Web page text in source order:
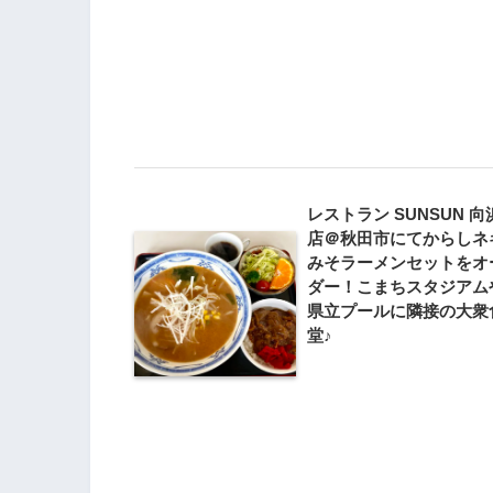
レストラン SUNSUN 向
店＠秋田市にてからしネ
みそラーメンセットをオ
ダー！こまちスタジアム
県立プールに隣接の大衆
堂♪